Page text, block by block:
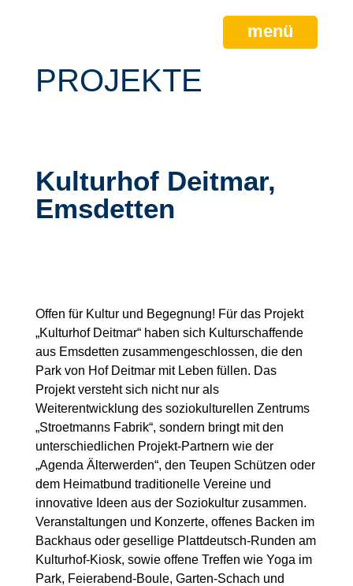
menü
PROJEKTE
Kulturhof Deitmar,
Emsdetten
Offen für Kultur und Begegnung! Für das Projekt
„Kulturhof Deitmar“ haben sich Kulturschaffende
aus Emsdetten zusammengeschlossen, die den
Park von Hof Deitmar mit Leben füllen. Das
Projekt versteht sich nicht nur als
Weiterentwicklung des soziokulturellen Zentrums
„Stroetmanns Fabrik“, sondern bringt mit den
unterschiedlichen Projekt-Partnern wie der
„Agenda Älterwerden“, den Teupen Schützen oder
dem Heimatbund traditionelle Vereine und
innovative Ideen aus der Soziokultur zusammen.
Veranstaltungen und Konzerte, offenes Backen im
Backhaus oder gesellige Plattdeutsch-Runden am
Kulturhof-Kiosk, sowie offene Treffen wie Yoga im
Park, Feierabend-Boule, Garten-Schach und